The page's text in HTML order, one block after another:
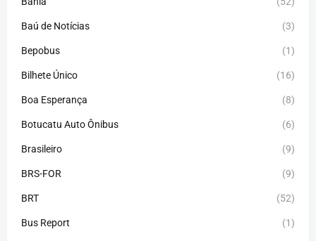
Baú de Notícias (3)
Bepobus (1)
Bilhete Único (16)
Boa Esperança (8)
Botucatu Auto Ônibus (6)
Brasileiro (9)
BRS-FOR (9)
BRT (52)
Bus Report (1)